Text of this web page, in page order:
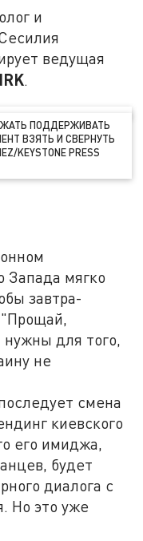
и
ведущая
.
ПОДДЕРЖИВАТЬ
ВЗЯТЬ И СВЕРНУТЬ
KEYSTONE PRESS
Запада мягко
завтра-
"Прощай,
для того,
не
смена
киевского
его имиджа,
будет
диалога с
Но это уже